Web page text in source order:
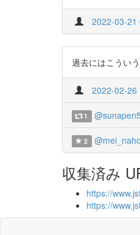
2022-03-21
過去にはこうい
2022-02-26
1
2 @mei_naho
収集済み
https://
https://